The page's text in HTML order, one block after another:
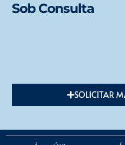
Sob Consulta
SOLICITAR